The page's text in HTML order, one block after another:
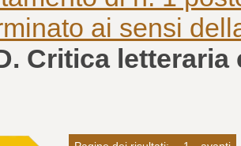
ai sensi
Critica